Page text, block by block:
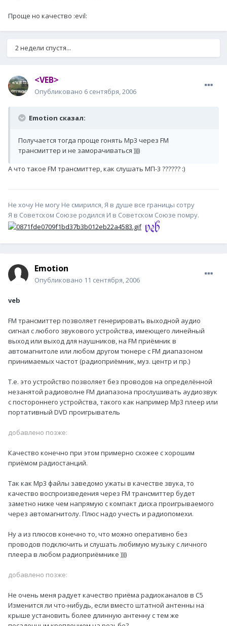
Проще но качество :evil:
2 недели спустя...
<VEB>
Опубликовано 6 сентября, 2006
Emotion сказал:
Получается тогда проще гонять Mp3 через FM
трансмиттер и не заморачиваться ))))
А что такое FM трансмиттер, как слушать МП-3 ?????? :)
Не хочу Не могу Не смирился, Я в душе все границы сотру
Я в Советском Союзе родился И в Советском Союзе помру.
Emotion
Опубликовано 11 сентября, 2006
veb
FM трансмиттер позволяет генерировать выходной аудио
сигнал с любого звукового устройства, имеющего линейный
выход или выход для наушников, на FM приёмник в
автомагнитоле или любом другом тюнере с FM диапазоном
принимаемых частот (радиоприёмник, муз. центр и пр.)
Т.е. это устройство позволяет без проводов на определённой
незанятой радиоволне FM диапазона прослушивать аудиозвук
с постороннего устройства, такого как например Mp3 плеер или
портативный DVD проигрыватель
добавлено позже:
Качество конечно при этом примерно схожее с хорошим
приёмом радиостанций.
Так как Mp3 файлы заведомо ужаты в качестве звука, то
качество воспроизведения через FM трансмиттер будет
заметно ниже чем напрямую с компакт диска проигрываемого
через автомагнитолу. Плюс надо учесть и радиопомехи.
Ну а из плюсов конечно то, что можно оперативно без
проводов подключить и слушать любимую музыку с личного
плеера в любом радиоприёмнике ))))
добавлено позже:
Не очень меня радует качество приёма радиоканалов в С5
Изменится ли что-нибудь, если вместо штатной антенны на
крыше установить более длинную антенну с тем же